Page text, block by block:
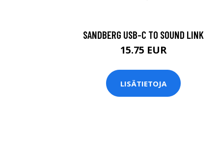
SANDBERG USB-C TO SOUND LINK
15.75 EUR
LISÄTIETOJA